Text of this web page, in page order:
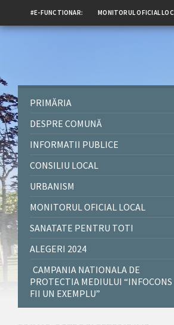
#E-FUNCTIONAR: MONITORUL OFICIAL
PRIMĂRIA
DESPRE COMUNĂ
INFORMATII PUBLICE
CONSILIU LOCAL
URBANISM
MONITORUL OFICIAL LOCAL
SANATATE PENTRU TOTI
ALEGERI 2024
CAMPANIA NATIONALA DE
PROTECTIA MEDIULUI “INFOCONS
FII UN EXEMPLU”